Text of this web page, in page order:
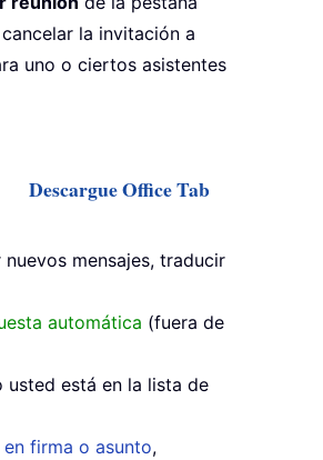
la invitación a
uno o ciertos asistentes
Descargue Office Tab
mensajes, traducir
automática (fuera de
está en la lista de
firma o asunto,